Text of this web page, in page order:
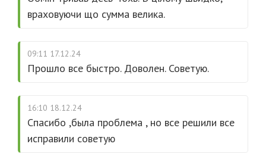
враховуючи що сумма велика.
09:11 17.12.24
Прошло все быстро. Доволен. Советую.
16:10 18.12.24
Спасибо ,была проблема , но все решили все
исправили советую